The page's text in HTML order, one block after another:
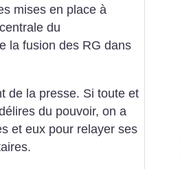
mises en place à
du
la fusion des RG dans
de la presse. Si toute et
du pouvoir, on a
et eux pour relayer ses